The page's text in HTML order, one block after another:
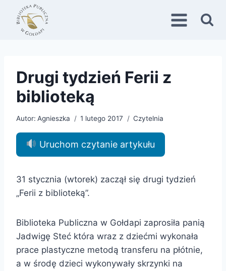
Przejdź
treści
Drugi tydzień Ferii z
biblioteką
Autor: Agnieszka 1 lutego 2017 Czytelnia
Uruchom czytanie artykułu
31 stycznia (wtorek) zaczął się drugi tydzień
„Ferii z biblioteką”.
Biblioteka Publiczna w Gołdapi zaprosiła panią
Jadwigę Steć która wraz z dziećmi wykonała
prace plastyczne metodą transferu na płótnie,
a w środę dzieci wykonywały skrzynki na